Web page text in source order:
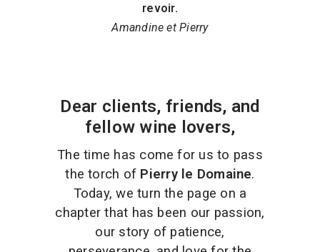
revoir.
Amandine et Pierry
Dear clients, friends, and
fellow wine lovers,
The time has come for us to pass
the torch of Pierry le Domaine.
Today, we turn the page on a
chapter that has been our passion,
our story of patience,